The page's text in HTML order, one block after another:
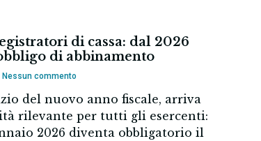
di cassa: dal 2026
di abbinamento
Nessun commento
del nuovo anno fiscale, arriva
rilevante per tutti gli esercenti:
2026 diventa obbligatorio il